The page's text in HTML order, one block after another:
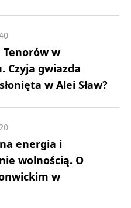
Tenorów w
Czyja gwiazda
w Alei Sław?
energia i
wolnością. O
w